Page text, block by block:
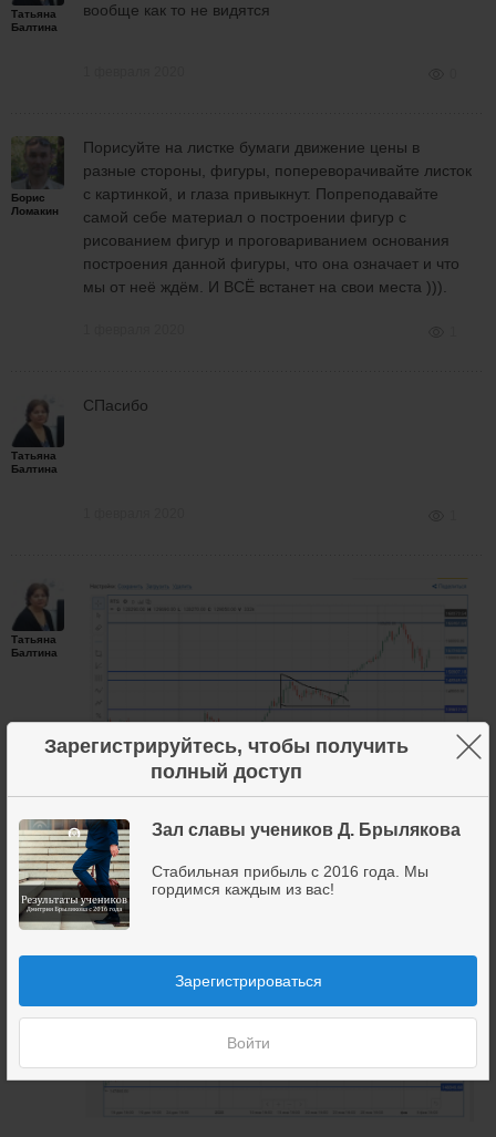
Зарегистрируйтесь, чтобы получить
полный доступ
Зал славы учеников Д. Брылякова
Стабильная прибыль с 2016 года. Мы
гордимся каждым из вас!
Зарегистрироваться
Войти
×
Татьяна
Балтина
вообще как то не видятся
Борис
Ломакин
Порисуйте на листке бумаги движение цены в
разные стороны, фигуры, попереворачивайте листок
с картинкой, и глаза привыкнут. Попреподавайте
самой себе материал о построении фигур с
рисованием фигур и проговариванием основания
построения данной фигуры, что она означает и что
мы от неё ждём. И ВСЁ встанет на свои места ))).
Татьяна
Балтина
СПасибо
Татьяна
Балтина
уровни день и вроде как треугольник
спустя 5 минут